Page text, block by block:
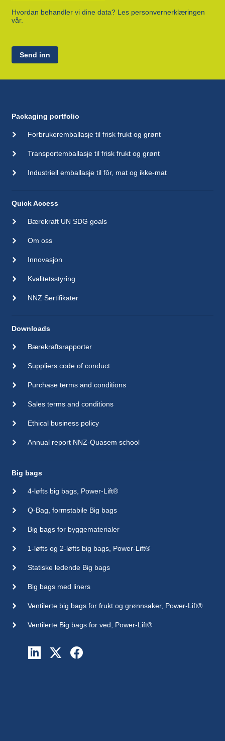
Hvordan behandler vi dine data? Les personvernerklæringen
vår.
Send inn
Packaging portfolio
Forbrukeremballasje til frisk frukt og grønt
Transportemballasje til frisk frukt og grønt
Industriell emballasje til fôr, mat og ikke-mat
Quick Access
Bærekraft UN SDG goals
Om oss
Innovasjon
Kvalitetsstyring
NNZ Sertifikater
Downloads
Bærekraftsrapporter
Suppliers code of conduct
Purchase terms and conditions
Sales terms and conditions
Ethical business policy
Annual report NNZ-Quasem school
Big bags
4-løfts big bags, Power-Lift®
Q-Bag, formstabile Big bags
Big bags for byggematerialer
1-løfts og 2-løfts big bags, Power-Lift®
Statiske ledende Big bags
Big bags med liners
Ventilerte big bags for frukt og grønnsaker, Power-Lift®
Ventilerte Big bags for ved, Power-Lift®